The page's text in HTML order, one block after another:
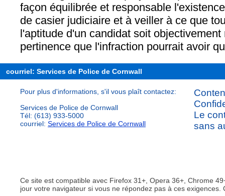
façon équilibrée et responsable
de casier judiciaire et à veiller à ce que
l'aptitude d'un candidat soit
pertinence que l'infraction pourrait avoir
courriel: Services de Police de Cornwall
Pour plus d'informations, s'il vous plaît contactez:
Services de Police de Cornwall
Tél: (613) 933-5000
courriel: Services de Police de Cornwall
Le
sans
Ce site est compatible avec Firefox 31+, Opera 36+, Chrome
jour votre navigateur si vous ne répondez pas à ces